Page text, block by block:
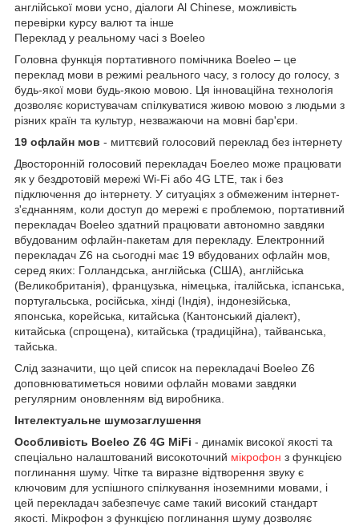
англійської мови усно, діалоги Al Chinese, можливість
перевірки курсу валют та інше
Переклад у реальному часі з Boeleo
Головна функція портативного помічника Boeleo – це
переклад мови в режимі реального часу, з голосу до голосу, з
будь-якої мови будь-якою мовою. Ця інноваційна технологія
дозволяє користувачам спілкуватися живою мовою з людьми з
різних країн та культур, незважаючи на мовні бар'єри.
19 офлайн мов - миттєвий голосовий переклад без інтернету
Двосторонній голосовий перекладач Боелео може працювати
як у бездротовій мережі Wi-Fi або 4G LTE, так і без
підключення до інтернету. У ситуаціях з обмеженим інтернет-
з'єднанням, коли доступ до мережі є проблемою, портативний
перекладач Boeleo здатний працювати автономно завдяки
вбудованим офлайн-пакетам для перекладу. Електронний
перекладач Z6 на сьогодні має 19 вбудованих офлайн мов,
серед яких: Голландська, англійська (США), англійська
(Великобританія), французька, німецька, італійська, іспанська,
португальська, російська, хінді (Індія), індонезійська,
японська, корейська, китайська (Кантонський діалект),
китайська (спрощена), китайська (традиційна), тайванська,
тайська.
Слід зазначити, що цей список на перекладачі Boeleo Z6
доповнюватиметься новими офлайн мовами завдяки
регулярним оновленням від виробника.
Інтелектуальне шумозаглушення
Особливість Boeleo Z6 4G MiFi - динамік високої якості та
спеціально налаштований високоточний мікрофон з функцією
поглинання шуму. Чітке та виразне відтворення звуку є
ключовим для успішного спілкування іноземними мовами, і
цей перекладач забезпечує саме такий високий стандарт
якості. Мікрофон з функцією поглинання шуму дозволяє